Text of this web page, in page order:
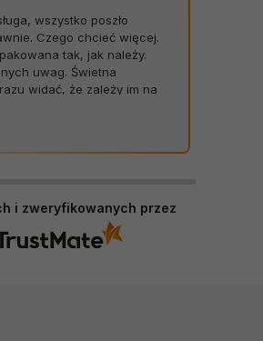
wszystko poszło
Czego chcieć więcej.
tak, jak należy.
uwag. Świetna
widać, że zależy im na
nerwów. Sklep bez
i zweryfikowanych przez